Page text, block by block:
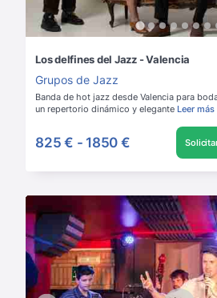
Los delfines del Jazz - Valencia
Grupos de Jazz
Banda de hot jazz desde Valencia para
un repertorio dinámico y elegante Leer más
825 € - 1850 €